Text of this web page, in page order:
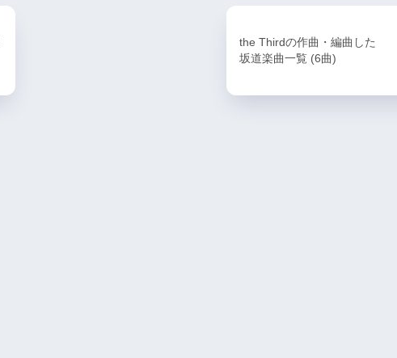
the Thirdの作曲・編曲した
坂道楽曲一覧 (6曲)